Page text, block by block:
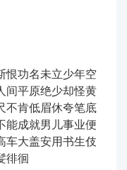
恨功名未立少年空
间平原绝少却怪黄
不肯低眉休夸笔底
能成就男儿事业便
车大盖安用书生伎
徘徊